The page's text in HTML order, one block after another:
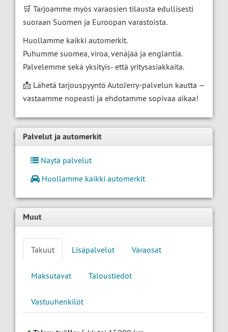
🛒 Tarjoamme myös varaosien tilausta edullisesti
suoraan Suomen ja Euroopan varastoista.
Huollamme kaikki automerkit.
Puhumme suomea, viroa, venäjää ja englantia.
Palvelemme sekä yksityis- että yritysasiakkaita.
📩 Lähetä tarjouspyyntö AutoJerry-palvelun kautta —
vastaamme nopeasti ja ehdotamme sopivaa aikaa!
Palvelut ja automerkit
Näytä palvelut
Huollamme kaikki automerkit
Muut
Takuut Lisäpalvelut Varaosat
Maksutavat Taloustiedot
Vastuuhenkilöt